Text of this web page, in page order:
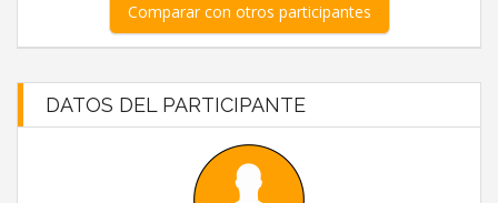
Comparar con otros participantes
DATOS DEL PARTICIPANTE